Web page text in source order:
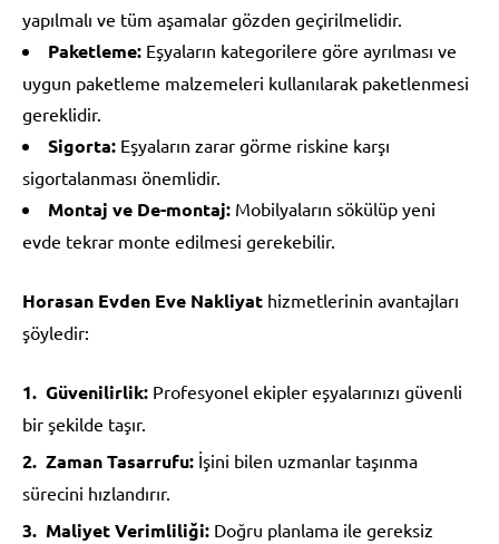
yapılmalı ve tüm aşamalar gözden geçirilmelidir.
Paketleme: Eşyaların kategorilere göre ayrılması ve
uygun paketleme malzemeleri kullanılarak paketlenmesi
gereklidir.
Sigorta: Eşyaların zarar görme riskine karşı
sigortalanması önemlidir.
Montaj ve De-montaj: Mobilyaların sökülüp yeni
evde tekrar monte edilmesi gerekebilir.
Horasan Evden Eve Nakliyat hizmetlerinin avantajları
şöyledir:
Güvenilirlik: Profesyonel ekipler eşyalarınızı güvenli
bir şekilde taşır.
Zaman Tasarrufu: İşini bilen uzmanlar taşınma
sürecini hızlandırır.
Maliyet Verimliliği: Doğru planlama ile gereksiz